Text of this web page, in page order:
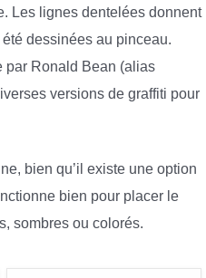
Les lignes dentelées donnent
été dessinées au pinceau.
par Ronald Bean (alias
versions de graffiti pour
bien qu’il existe une option
bien pour placer le
sombres ou colorés.